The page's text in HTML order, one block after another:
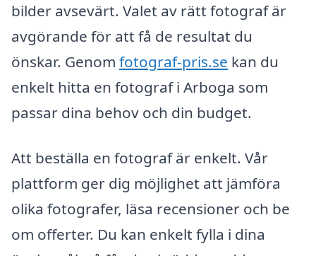
bilder avsevärt. Valet av rätt fotograf är
avgörande för att få de resultat du
önskar. Genom fotograf-pris.se kan du
enkelt hitta en fotograf i Arboga som
passar dina behov och din budget.
Att beställa en fotograf är enkelt. Vår
plattform ger dig möjlighet att jämföra
olika fotografer, läsa recensioner och be
om offerter. Du kan enkelt fylla i dina